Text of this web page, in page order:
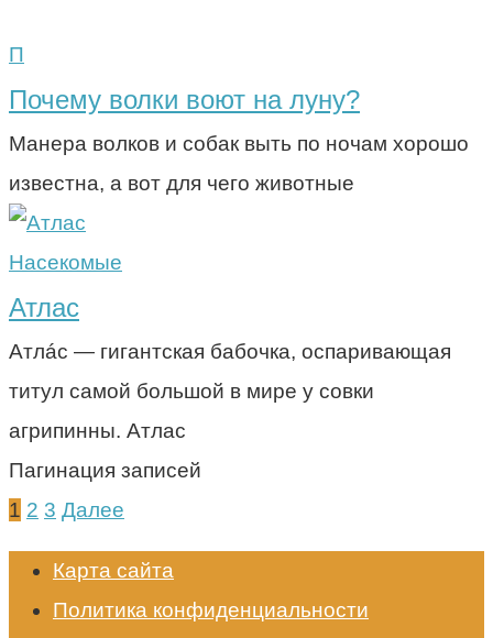
П
Почему волки воют на луну?
Манера волков и собак выть по ночам хорошо
известна, а вот для чего животные
Насекомые
Атлас
Атлáс — гигантская бабочка, оспаривающая
титул самой большой в мире у совки
агрипинны. Атлас
Пагинация записей
1 2 3 Далее
Карта сайта
Политика конфиденциальности